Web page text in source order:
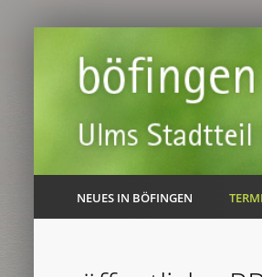
NEUES IN BÖFINGEN